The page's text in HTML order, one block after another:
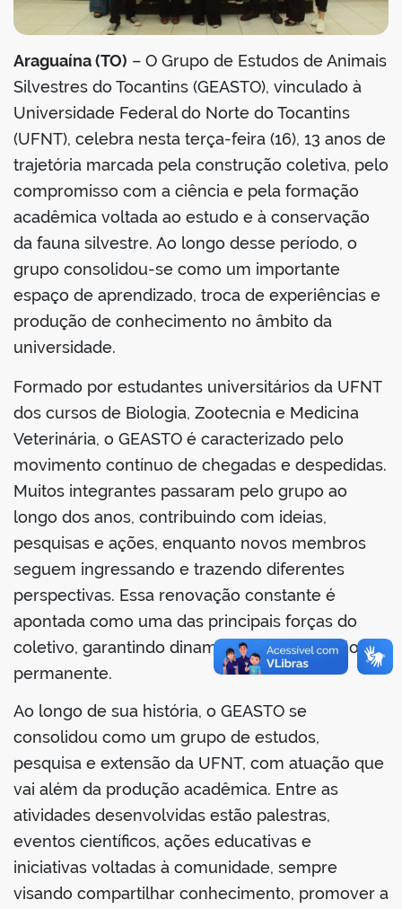
Araguaína (TO) – O Grupo de Estudos de Animais
Silvestres do Tocantins (GEASTO), vinculado à
Universidade Federal do Norte do Tocantins
(UFNT), celebra nesta terça-feira (16), 13 anos de
trajetória marcada pela construção coletiva, pelo
compromisso com a ciência e pela formação
acadêmica voltada ao estudo e à conservação
da fauna silvestre. Ao longo desse período, o
grupo consolidou-se como um importante
espaço de aprendizado, troca de experiências e
produção de conhecimento no âmbito da
universidade.
Formado por estudantes universitários da UFNT
dos cursos de Biologia, Zootecnia e Medicina
Veterinária, o GEASTO é caracterizado pelo
movimento contínuo de chegadas e despedidas.
Muitos integrantes passaram pelo grupo ao
longo dos anos, contribuindo com ideias,
pesquisas e ações, enquanto novos membros
seguem ingressando e trazendo diferentes
perspectivas. Essa renovação constante é
apontada como uma das principais forças do
coletivo, garantindo dinamismo e atualização
permanente.
Ao longo de sua história, o GEASTO se
consolidou como um grupo de estudos,
pesquisa e extensão da UFNT, com atuação que
vai além da produção acadêmica. Entre as
atividades desenvolvidas estão palestras,
eventos científicos, ações educativas e
iniciativas voltadas à comunidade, sempre
visando compartilhar conhecimento, promover a